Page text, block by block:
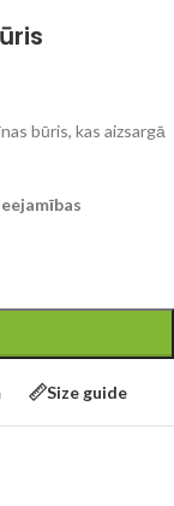
būris, kas aizsargā
Size guide